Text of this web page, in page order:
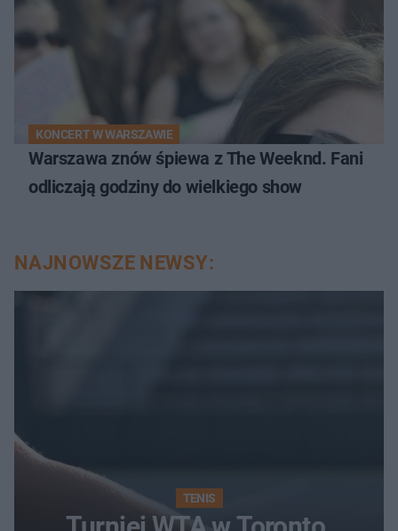
KONCERT W WARSZAWIE
Warszawa znów śpiewa z The Weeknd. Fani
odliczają godziny do wielkiego show
NAJNOWSZE NEWSY:
TENIS